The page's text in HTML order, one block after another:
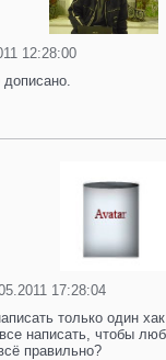
12:28:00
17:28:04
только один
написать, чтобы
правильно?